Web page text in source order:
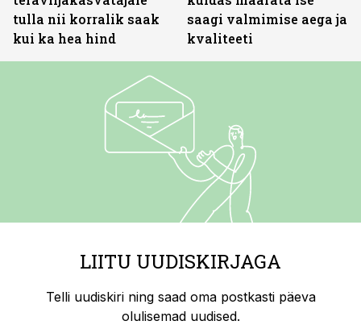
tulla nii korralik saak
kui ka hea hind
saagi valmimise aega ja
kvaliteeti
LIITU UUDISKIRJAGA
Telli uudiskiri ning saad oma postkasti päeva
olulisemad uudised.